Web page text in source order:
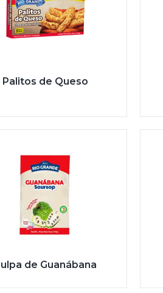
Palitos de Queso
de Guanábana